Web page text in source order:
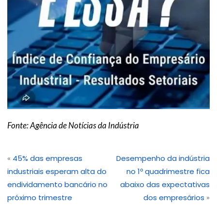
Fonte: Agência de Notícias da Indústria
« 45% das empresas
industriais esperam alta do
endividamento bancário no
próximo trimestre
Desempenho da indústria
no 1º quadrimestre fica
abaixo das expectativas
dos empresários »